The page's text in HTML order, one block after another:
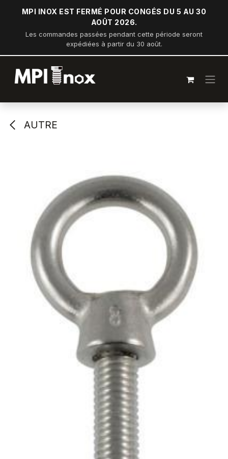
Se rendre au contenu
MPI INOX EST FERMÉ POUR CONGÉS DU 5 AU 30
AOÛT 2026.
Les commandes passées pendant cette période seront
expédiées à partir du 30 août.
AUTRE